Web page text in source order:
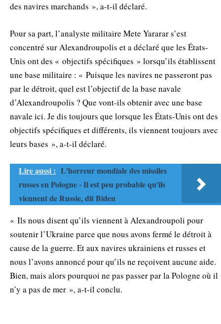
des navires marchands », a-t-il déclaré.
Pour sa part, l’analyste militaire Mete Yararar s’est
concentré sur Alexandroupolis et a déclaré que les États-
Unis ont des « objectifs spécifiques » lorsqu’ils établissent
une base militaire : « Puisque les navires ne passeront pas
par le détroit, quel est l’objectif de la base navale
d’Alexandroupolis ? Que vont-ils obtenir avec une base
navale ici. Je dis toujours que lorsque les États-Unis ont des
objectifs spécifiques et différents, ils viennent toujours avec
leurs bases », a-t-il déclaré.
Lire aussi : L'horreur mondiale des missiles
russes en Pologne - Il est peu probable qu'ils
viennent de Russie, dit Biden
« Ils nous disent qu’ils viennent à Alexandroupoli pour
soutenir l’Ukraine parce que nous avons fermé le détroit à
cause de la guerre. Et aux navires ukrainiens et russes et
nous l’avons annoncé pour qu’ils ne reçoivent aucune aide.
Bien, mais alors pourquoi ne pas passer par la Pologne où il
n’y a pas de mer », a-t-il conclu.